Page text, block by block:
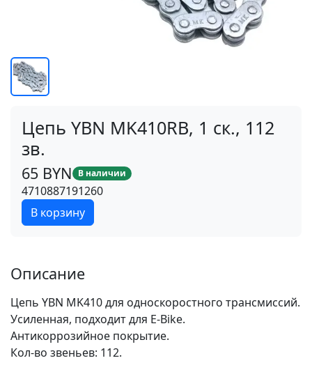
Цепь YBN MK410RB, 1 ск., 112
зв.
65 BYN В наличии
4710887191260
В корзину
Описание
Цепь YBN MK410 для односкоростного трансмиссий.
Усиленная, подходит для E-Bike.
Антикоррозийное покрытие.
Кол-во звеньев: 112.